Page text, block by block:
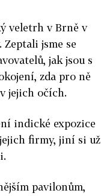
veletrh v Brně v
Zeptali jsme se
jak jsou s
zda pro ně
jejich očích.
indické expozice
firmy, jiní si už
pavilonům,